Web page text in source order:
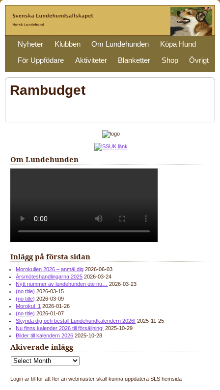
Nyheter Klubben Om Lundehunden
Köpa Hund
För Uppfödare
Aktiviteter Blanketter Shop Övrigt
Rambudget
Om Lundehunden
Inlägg på första sidan
Morokulien 2026 – anmäl dig 2026-06-03
Årsmöteshandlingarna 2025 2026-03-24
Nytt nummer av lundehunden ute nu…
2026-03-23
(no title) 2026-03-15
(no title) 2026-03-09
Morokul_1 2026-01-26
(no title) 2026-01-07
Skynda dig och beställ Lundehundkalendern 2026! 2025-11-25
Nu finns kalender 2026 till försäljning! 2025-10-29
Bilder till kalendern 2026 2025-10-28
Akiverade inlägg
Login är till för att fler än webmaster skall kunna uppdatera SLS hemsida